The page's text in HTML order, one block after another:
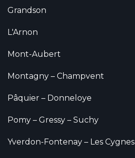
Grandson
L'Arnon
Mont-Aubert
Montagny – Champvent
Pâquier – Donneloye
Pomy – Gressy – Suchy
Yverdon-Fontenay – Les Cygnes